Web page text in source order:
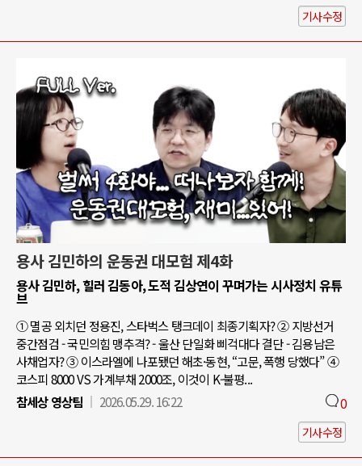
기사수정
용사 김민하의 운동권 대모험 제4화
용사 김민하, 힐러 김동아, 도적 김상연이 꾸며가는 시사정치 유튜
브
① 멸공 외치던 정용진, 스타벅스 탱크데이 최종기획자? ② 지방선거
중간점검 - 국민의힘 맹추격? - 울산 단일화 삐걱대다 결단 - 김용남은
사채업자? ③ 이스라엘에 나포됐던 해초·동현, “고문, 폭행 당했다” ④
코스피 8000 VS 가계부채 2000조, 이것이 K-불평...
참세상 영상팀
2026.05.29. 16:22 0
기사수정